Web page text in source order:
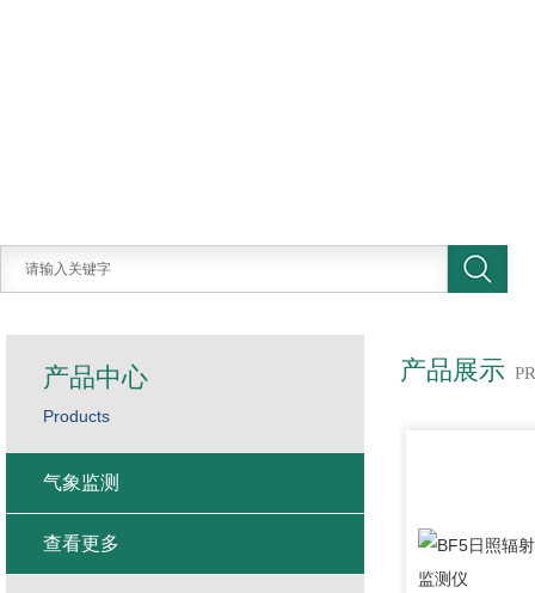
产品展示
产品中心
Products
气象监测
查看更多